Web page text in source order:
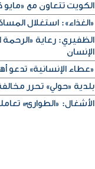
الكويت تتعاون مع
«الغذاء»: استغلال
الظفيري: رعاية «الرحمة
الإنسان
«عطاء الإنسانية» تدعو
بلدية «حولي» تحرر مخالفة وتوجه 46 إنذاراً لمخالفة
الأشغال: «الطوارئ» تعاملت مع 1556 بلاغاً خلال